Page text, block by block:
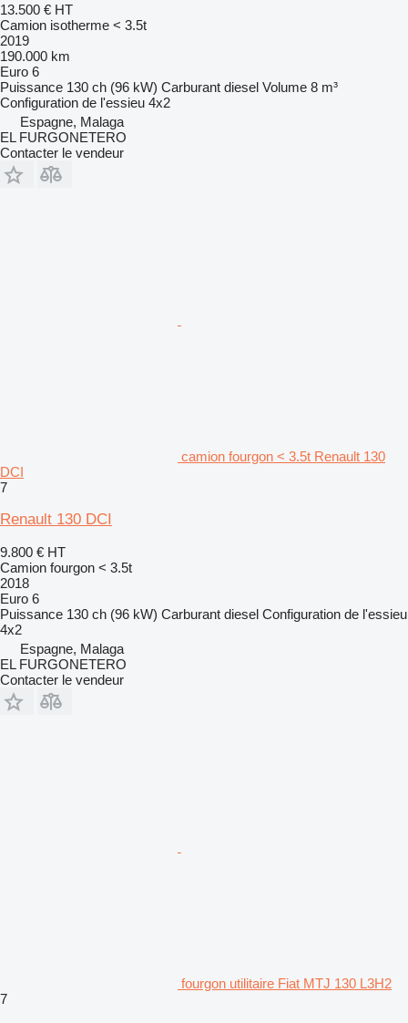
13.500 € HT
Camion isotherme < 3.5t
2019
190.000 km
Euro 6
Puissance 130 ch (96 kW) Carburant diesel Volume 8 m³
Configuration de l'essieu 4x2
Espagne, Malaga
EL FURGONETERO
Contacter le vendeur
camion fourgon < 3.5t Renault 130
DCI
7
Renault 130 DCI
9.800 € HT
Camion fourgon < 3.5t
2018
Euro 6
Puissance 130 ch (96 kW) Carburant diesel Configuration de l'essieu
4x2
Espagne, Malaga
EL FURGONETERO
Contacter le vendeur
fourgon utilitaire Fiat MTJ 130 L3H2
7